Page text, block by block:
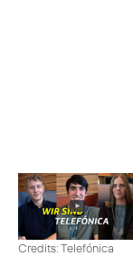
Credits: Telefónica